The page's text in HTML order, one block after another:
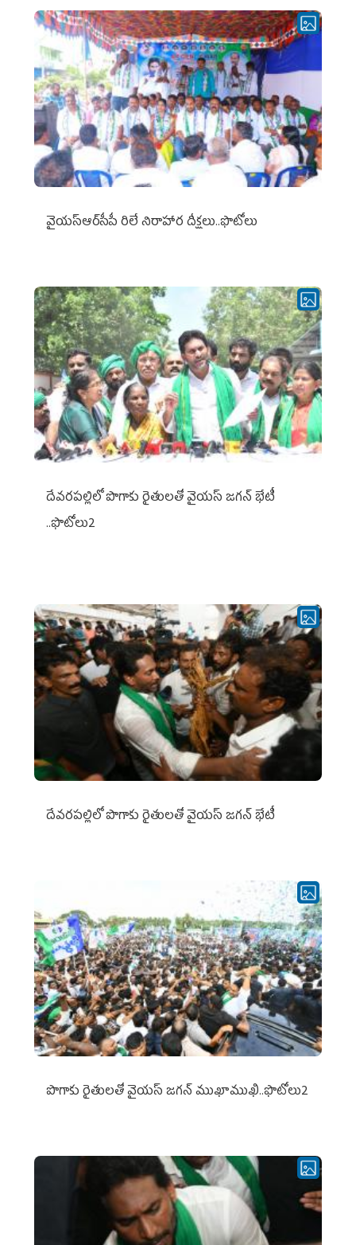
వైయ‌స్ఆర్‌సీపీ రిలే నిరాహార దీక్షలు..ఫొటోలు
దేవరపల్లిలో పొగాకు రైతులతో వైయస్ జగన్ భేటీ
..ఫొటోలు2
దేవరపల్లిలో పొగాకు రైతులతో వైయస్ జగన్ భేటీ
పొగాకు రైతుల‌తో వైయ‌స్ జ‌గ‌న్ ముఖాముఖి..ఫొటోలు2